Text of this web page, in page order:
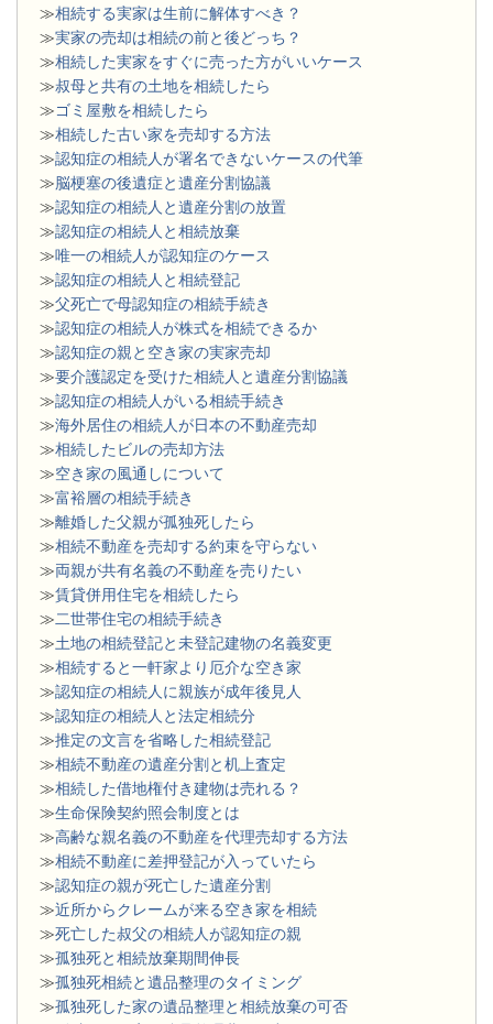
≫相続する実家は生前に解体すべき？
≫実家の売却は相続の前と後どっち？
≫相続した実家をすぐに売った方がいいケース
≫叔母と共有の土地を相続したら
≫ゴミ屋敷を相続したら
≫相続した古い家を売却する方法
≫認知症の相続人が署名できないケースの代筆
≫脳梗塞の後遺症と遺産分割協議
≫認知症の相続人と遺産分割の放置
≫認知症の相続人と相続放棄
≫唯一の相続人が認知症のケース
≫認知症の相続人と相続登記
≫父死亡で母認知症の相続手続き
≫認知症の相続人が株式を相続できるか
≫認知症の親と空き家の実家売却
≫要介護認定を受けた相続人と遺産分割協議
≫認知症の相続人がいる相続手続き
≫海外居住の相続人が日本の不動産売却
≫相続したビルの売却方法
≫空き家の風通しについて
≫富裕層の相続手続き
≫離婚した父親が孤独死したら
≫相続不動産を売却する約束を守らない
≫両親が共有名義の不動産を売りたい
≫賃貸併用住宅を相続したら
≫二世帯住宅の相続手続き
≫土地の相続登記と未登記建物の名義変更
≫相続すると一軒家より厄介な空き家
≫認知症の相続人に親族が成年後見人
≫認知症の相続人と法定相続分
≫推定の文言を省略した相続登記
≫相続不動産の遺産分割と机上査定
≫相続した借地権付き建物は売れる？
≫生命保険契約照会制度とは
≫高齢な親名義の不動産を代理売却する方法
≫相続不動産に差押登記が入っていたら
≫認知症の親が死亡した遺産分割
≫近所からクレームが来る空き家を相続
≫死亡した叔父の相続人が認知症の親
≫孤独死と相続放棄期間伸長
≫孤独死相続と遺品整理のタイミング
≫孤独死した家の遺品整理と相続放棄の可否